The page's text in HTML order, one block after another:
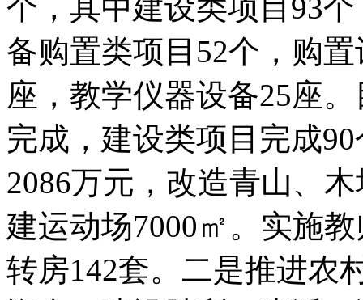
个，其中建设类项目93
备购置类项目52个，购
座，教学仪器设备25座
完成，建设类项目完成
2086万元，改造青山、
建运动场7000㎡。实施
转房142套。二是推进农